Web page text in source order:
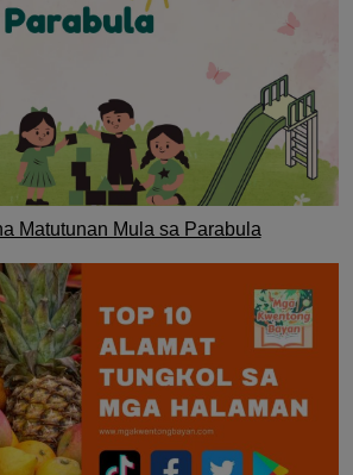
Matutunan Mula sa Parabula